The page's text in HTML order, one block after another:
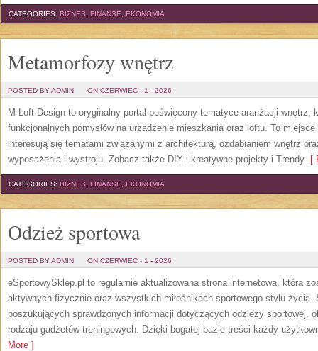
CATEGORIES: BIZNES, FINANSE, EKONOMIA
Metamorfozy wnętrz
POSTED BY ADMIN ON CZERWIEC - 1 - 2026
M-Loft Design to oryginalny portal poświęcony tematyce aranżacji wnętrz,
funkcjonalnych pomysłów na urządzenie mieszkania oraz loftu. To
interesują się tematami związanymi z architekturą, ozdabianiem wnętrz
wyposażenia i wystroju. Zobacz także DIY i kreatywne projekty i Trendy [
CATEGORIES: BIZNES, FINANSE, EKONOMIA
Odzież sportowa
POSTED BY ADMIN ON CZERWIEC - 1 - 2026
eSportowySklep.pl to regularnie aktualizowana strona internetowa, która
aktywnych fizycznie oraz wszystkich miłośnikach sportowego stylu życia.
poszukujących sprawdzonych informacji dotyczących odzieży sportowej,
rodzaju gadżetów treningowych. Dzięki bogatej bazie treści każdy
More ]